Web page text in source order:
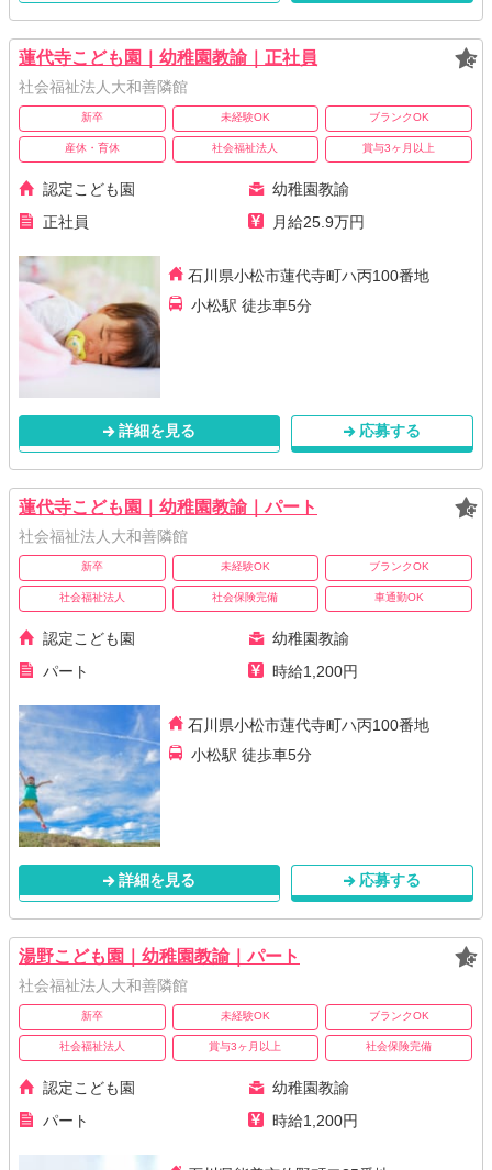
蓮代寺こども園｜幼稚園教諭｜正社員
社会福祉法人大和善隣館
新卒 未経験OK ブランクOK
産休・育休 社会福祉法人 賞与3ヶ月以上
認定こども園
幼稚園教諭
正社員
月給25.9万円
石川県小松市蓮代寺町ハ丙100番地
小松駅 徒歩車5分
詳細を見る 応募する
蓮代寺こども園｜幼稚園教諭｜パート
社会福祉法人大和善隣館
新卒 未経験OK ブランクOK
社会福祉法人 社会保険完備 車通勤OK
認定こども園
幼稚園教諭
パート
時給1,200円
石川県小松市蓮代寺町ハ丙100番地
小松駅 徒歩車5分
詳細を見る 応募する
湯野こども園｜幼稚園教諭｜パート
社会福祉法人大和善隣館
新卒 未経験OK ブランクOK
社会福祉法人 賞与3ヶ月以上 社会保険完備
認定こども園
幼稚園教諭
パート
時給1,200円